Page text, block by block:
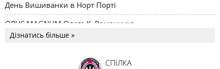
День Вишиванки в Норт Порті
OPUS MAGNUM Олега К. Романчука
Дізнатись більше »